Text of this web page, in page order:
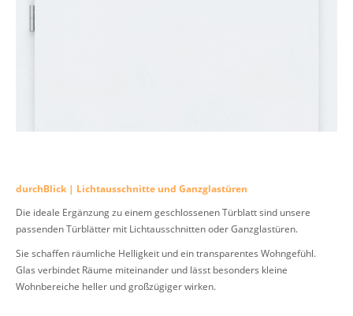
durchBlick | Lichtausschnitte und Ganzglastüren
Die ideale Ergänzung zu einem geschlossenen Türblatt sind unsere
passenden Türblätter mit Lichtausschnitten oder Ganzglastüren.
Sie schaffen räumliche Helligkeit und ein transparentes Wohngefühl.
Glas verbindet Räume miteinander und lässt besonders kleine
Wohnbereiche heller und großzügiger wirken.